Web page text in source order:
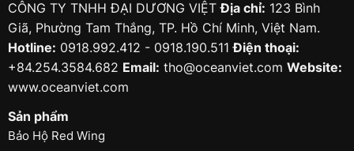
CÔNG TY TNHH ĐẠI DƯƠNG VIỆTĐịa chỉ: 123 Bình
Giã, Phường Tam Thắng, TP. Hồ Chí Minh, Việt Nam.
Hotline: 0918.992.412 - 0918.190.511Điện thoại:
+84.254.3584.682 Email: tho@oceanviet.com Website:
www.oceanviet.com
Sản phẩm
Bảo Hộ Red Wing